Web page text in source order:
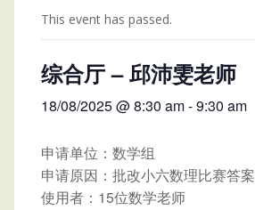
This event has passed.
综合厅 – 邱沛雯老师
18/08/2025 @ 8:30 am-9:30 am
申请单位：数学组
申请原因：批改小六数理比赛答案
使用者：15位数学老师